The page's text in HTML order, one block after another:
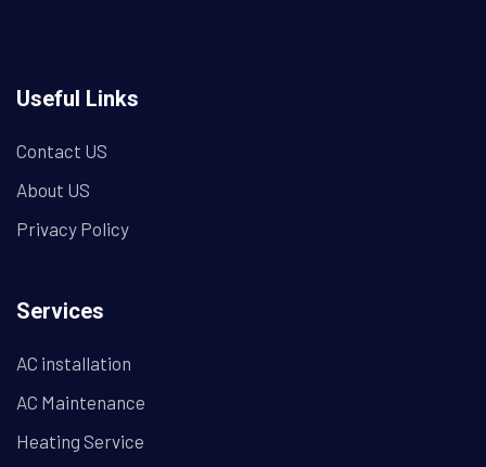
Useful Links
Contact US
About US
Privacy Policy
Services
AC installation
AC Maintenance
Heating Service